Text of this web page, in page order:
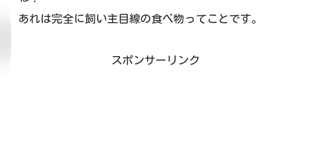
あれは完全に飼い主目線の食べ物ってことです。
スポンサーリンク